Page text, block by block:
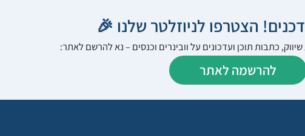
הצטרפו לניוזלטר שלנו 🎉
כתבות תוכן ועדכונים על וובינרים וכנסים – נא להרשם לאתר:
להרשמה לאתר